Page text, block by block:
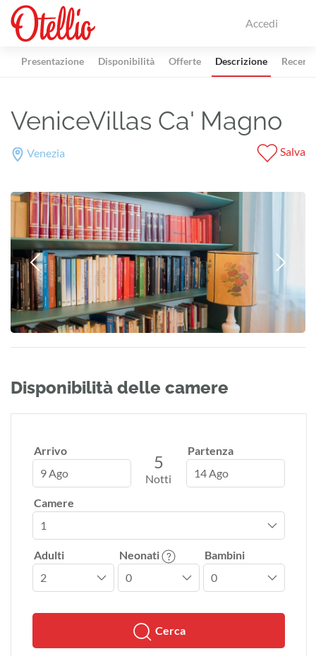
Accedi
Presentazione Disponibilità Offerte Descrizione
VeniceVillas Ca' Magno
Venezia Salva
Disponibilità delle camere
Arrivo
9 Ago
5
Notti
Partenza
14 Ago
Camere
Adulti Neonati Bambini
Cerca